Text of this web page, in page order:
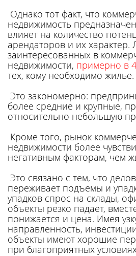
Однако тот факт, что
недвижимость
влияет на количество
арендаторов и их характер.
заинтересованных в
недвижимости, примерно в
тех, кому необходимо жилье.
Это закономерно:
более средние и крупные,
относительно небольшую
Кроме того, рынок
недвижимости более
негативным факторам, чем
Это связано с тем, что
переживает подъемы и
упадков спрос на склады,
объекты резко падает,
понижается и цена. Имея
направленность,
объекты имеют хорошие
при благоприятных